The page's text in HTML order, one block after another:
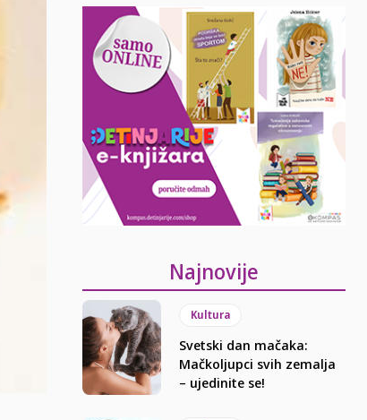
Najnovije
Kultura
Svetski dan mačaka:
Mačkoljupci svih zemalja
– ujedinite se!